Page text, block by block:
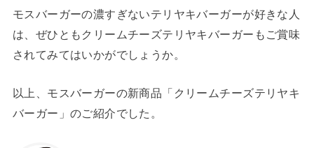
モスバーガーの濃すぎないテリヤキバーガーが好きな人
は、ぜひともクリームチーズテリヤキバーガーもご賞味
されてみてはいかがでしょうか。
以上、モスバーガーの新商品「クリームチーズテリヤキ
バーガー」のご紹介でした。